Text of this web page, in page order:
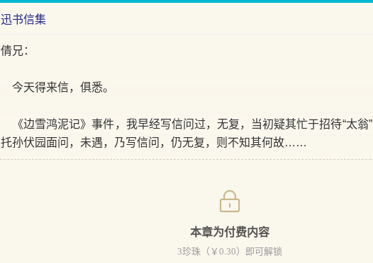
书信集
兄：
天得来信，俱悉。
雪鸿泥记》事件，我早经写信问过，无复，当初疑其忙于招待“太翁”
孙伏园面问，未遇，乃写信问，仍无复，则不知其何故……
本章为付费内容
3珍珠（￥ 0.30）即可解锁